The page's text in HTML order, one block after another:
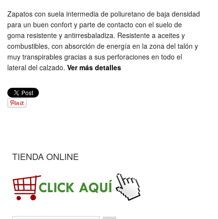
Zapatos con suela intermedia de poliuretano de baja densidad
para un buen confort y parte de contacto con el suelo de
goma resistente y antirresbaladiza. Resistente a aceites y
combustibles, con absorción de energía en la zona del talón y
muy transpirables gracias a sus perforaciones en todo el
lateral del calzado. Ver más detalles
TIENDA ONLINE